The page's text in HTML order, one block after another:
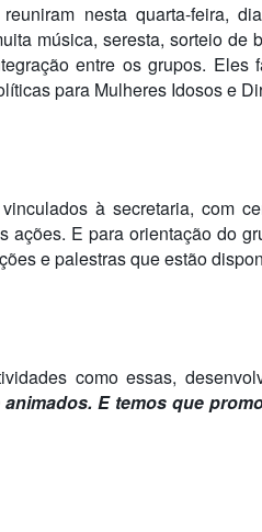
nesta quarta-feira,
música, seresta, sorteio
entre os grupos.
para Mulheres Idosos e
à secretaria, com
ações. E para orientação do
e palestras que estão
como essas,
E temos que